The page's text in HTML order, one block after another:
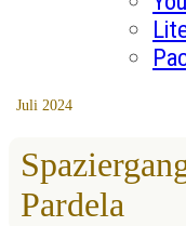
Juli 2024
Pardela